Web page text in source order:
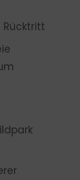
Rücktritt